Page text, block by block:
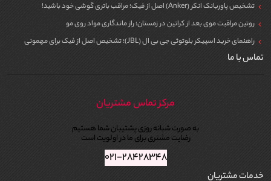
تشخیص پاوربانک انکر (Anker) اصل از فیک؛ مراقب باتری گوشی خود باشید!
روتین مراقبت موی بعد از کراتین در زمستان؛ راز ماندگاری مواد روی مو
راهنمای خرید اسپیکر بلوتوثی جی بی ال (JBL)؛ تشخیص اصل از فیک برای مهمونی
تماس با ما
مرکز تماس مشتریان
به صورت شبانه روزی پشتیبان شما هستیم
رضایت مشتری برای ما در اولویت است
۰۲۱-۲۸۴۲۸۳۴۸
خدمات مشتریان